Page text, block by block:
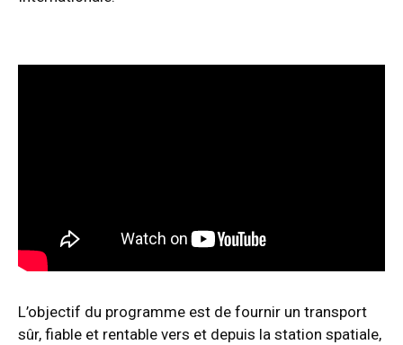
L’objectif du programme est de fournir un transport
sûr, fiable et rentable vers et depuis la station spatiale,